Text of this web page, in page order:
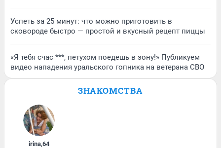
Успеть за 25 минут: что можно приготовить в
сковороде быстро — простой и вкусный рецепт пиццы
«Я тебя счас ***, петухом поедешь в зону!» Публикуем
видео нападения уральского гопника на ветерана СВО
ЗНАКОМСТВА
irina,64